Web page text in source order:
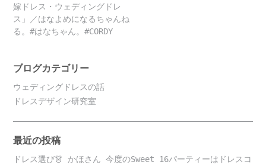
嫁ドレス・ウェディングドレ
ス」／はなよめになるちゃんね
る。#はなちゃん。#CORDY
ブログカテゴリー
ウェディングドレスの話
ドレスデザイン研究室
最近の投稿
ドレス選び👗 かほさん 今度のSweet 16パーティーはドレスコ